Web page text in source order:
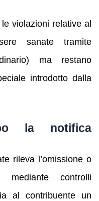
violazioni relative al
sanate tramite
ma restano
introdotto dalla
la notifica
rileva l’omissione o
controlli
al contribuente un